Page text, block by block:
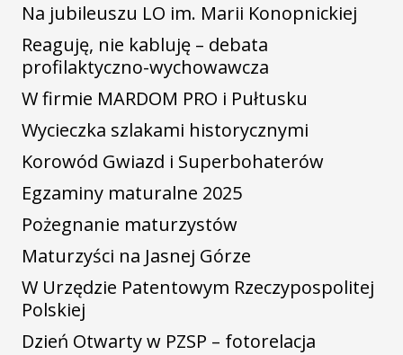
Na jubileuszu LO im. Marii Konopnickiej
Reaguję, nie kabluję – debata
profilaktyczno-wychowawcza
W firmie MARDOM PRO i Pułtusku
Wycieczka szlakami historycznymi
Korowód Gwiazd i Superbohaterów
Egzaminy maturalne 2025
Pożegnanie maturzystów
Maturzyści na Jasnej Górze
W Urzędzie Patentowym Rzeczypospolitej
Polskiej
Dzień Otwarty w PZSP – fotorelacja